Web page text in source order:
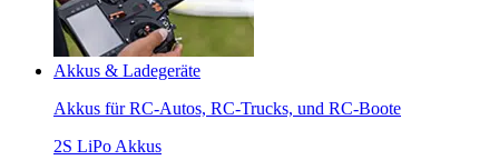
Akkus & Ladegeräte
Akkus für RC-Autos, RC-Trucks, und RC-Boote
2S LiPo Akkus